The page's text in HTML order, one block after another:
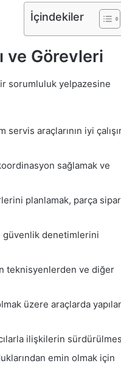
İçindekiler
ve Görevleri
sorumluluk yelpazesine
araçlarının iyi
sağlamak ve
planlamak, parça
güvenlik denetimlerini
teknisyenlerden ve diğer
üzere araçlarda
ilişkilerin
emin olmak için